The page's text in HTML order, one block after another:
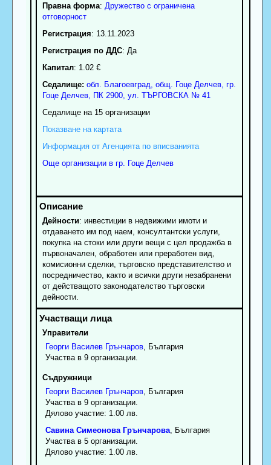
Правна форма: Дружество с ограничена
отговорност
Регистрация: 13.11.2023
Регистрация по ДДС: Да
Капитал: 1.02 €
Седалище: обл. Благоевград общ. Гоце Делчев, гр.
Гоце Делчев, ПК 2900, ул. ТЪРГОВСКА № 41
Седалище на 15 организации
Показване на картата
Информация от Агенцията по вписванията
Още организации в гр. Гоце Делчев
Дейности: инвестиции в недвижими имоти и
отдаването им под наем, консултантски услуги,
покупка на стоки или други вещи с цел продажба в
първоначален, обработен или преработен вид,
комисионни сделки, търговско представителство и
посредничество, както и всички други незабранени
от действащото законодателство търговски
дейности.
Управители
Георги Василев Грънчаров, България
Участва в 9 организации.
Съдружници
Георги Василев Грънчаров, България
Участва в 9 организации.
Дялово участие: 1.00 лв.
Савина Симеонова Грънчарова, България
Участва в 5 организации.
Дялово участие: 1.00 лв.